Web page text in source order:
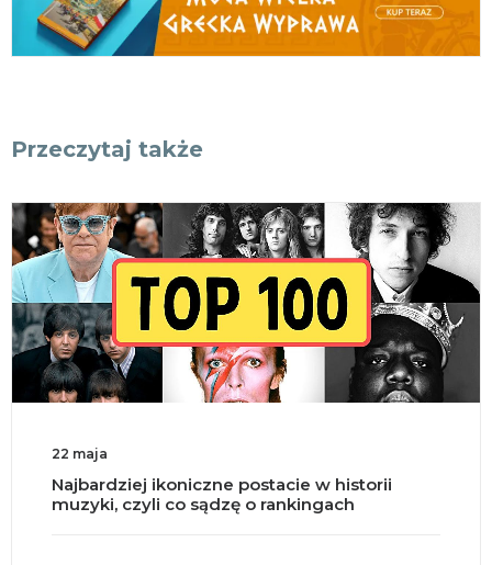
Przeczytaj także
22 maja
Najbardziej ikoniczne postacie w historii
muzyki, czyli co sądzę o rankingach